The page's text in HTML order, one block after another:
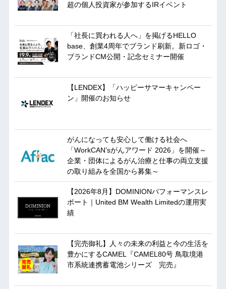
超の個人投資家が参加するIRイベント
「社長に買われる人へ」を掲げるHELLO
base、創業4周年でブランド刷新。新ロゴ・
ブランドCM公開・記念セミナー開催
【LENDEX】「ハッピーサマーキャンペー
ン」開催のお知らせ
がんになっても安心して働ける社会へ
「WorkCAN’sがんアワード 2026」を開催～
企業・団体によるがん治療と仕事の両立支援
の取り組みを全国から募集～
【2026年8月】DOMINIONパフォーマンスレ
ポート｜United BM Wealth Limitedの運用実
績
【完売御礼】人々の未来の利益と今の生活を
豊かにするCAMEL『CAMEL80号 鳥取境港
市系統連携蓄電池シリーズ 完売』